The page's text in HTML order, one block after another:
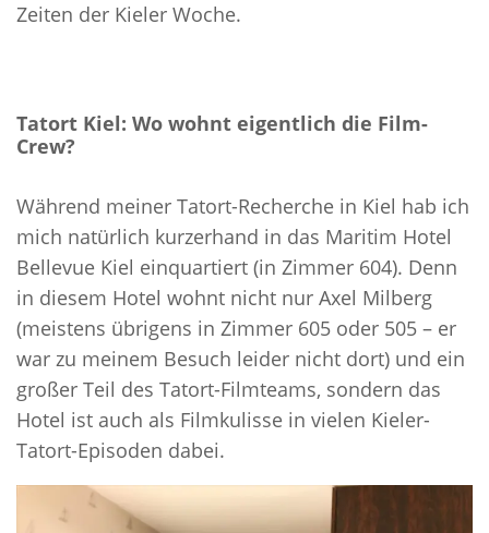
Zeiten der Kieler Woche.
Tatort Kiel: Wo wohnt eigentlich die Film-
Crew?
Während meiner Tatort-Recherche in Kiel hab ich
mich natürlich kurzerhand in das Maritim Hotel
Bellevue Kiel einquartiert (in Zimmer 604). Denn
in diesem Hotel wohnt nicht nur Axel Milberg
(meistens übrigens in Zimmer 605 oder 505 – er
war zu meinem Besuch leider nicht dort) und ein
großer Teil des Tatort-Filmteams, sondern das
Hotel ist auch als Filmkulisse in vielen Kieler-
Tatort-Episoden dabei.